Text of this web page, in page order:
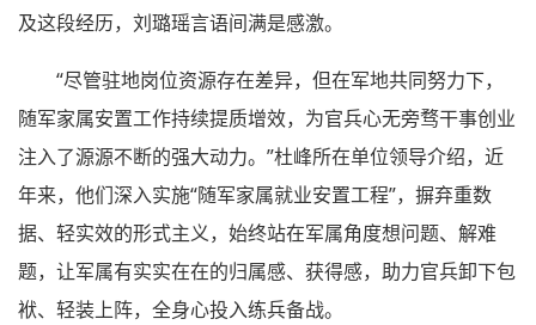
及这段经历，刘璐瑶言语间满是感激。
“尽管驻地岗位资源存在差异，但在军地共同努力下，
随军家属安置工作持续提质增效，为官兵心无旁骛干事创业
注入了源源不断的强大动力。”杜峰所在单位领导介绍，近
年来，他们深入实施“随军家属就业安置工程”，摒弃重数
据、轻实效的形式主义，始终站在军属角度想问题、解难
题，让军属有实实在在的归属感、获得感，助力官兵卸下包
袱、轻装上阵，全身心投入练兵备战。